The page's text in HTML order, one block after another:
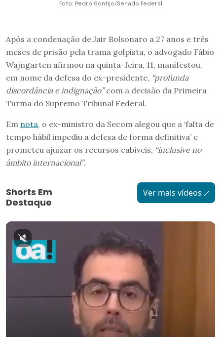
Foto: Pedro Gontijo/Senado Federal
Após a condenação de Jair Bolsonaro a 27 anos e três
meses de prisão pela trama golpista, o advogado Fábio
Wajngarten afirmou na quinta-feira, 11, manifestou,
em nome da defesa do ex-presidente, “profunda
discordância e indignação”com a decisão da Primeira
Turma do Supremo Tribunal Federal.
Em nota, o ex-ministro da Secom alegou que a ‘falta de
tempo hábil impediu a defesa de forma definitiva’ e
prometeu ajuizar os recursos cabíveis, “inclusive no
âmbito internacional”.
Shorts Em
Destaque
Ver mais vídeos